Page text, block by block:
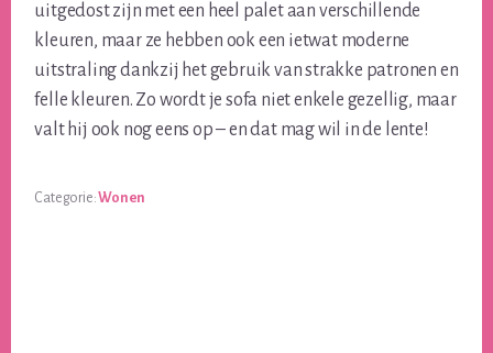
uitgedost zijn met een heel palet aan verschillende
kleuren, maar ze hebben ook een ietwat moderne
uitstraling dankzij het gebruik van strakke patronen en
felle kleuren. Zo wordt je sofa niet enkele gezellig, maar
valt hij ook nog eens op – en dat mag wil in de lente!
Categorie:Wonen